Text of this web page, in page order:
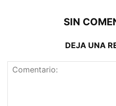
SIN
DEJA UNA